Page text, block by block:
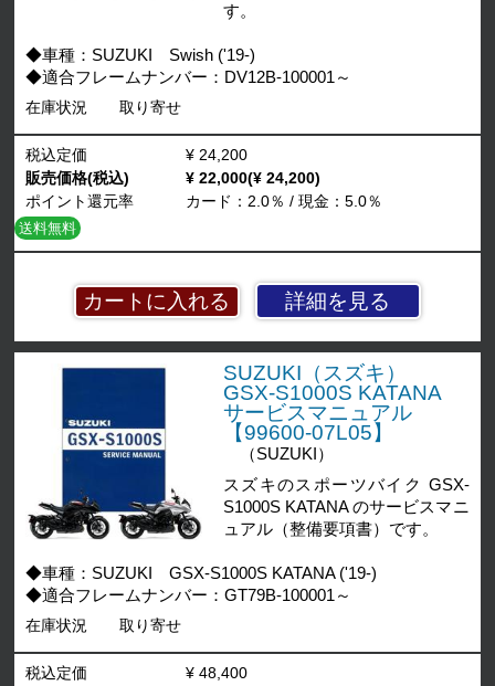
す。
◆車種：SUZUKI Swish ('19-)
◆適合フレームナンバー：DV12B-100001～
在庫状況
取り寄せ
詳細を見る
税込定価
¥ 24,200
販売価格(税込)
¥ 22,000(¥ 24,200)
ポイント還元率
カード：2.0％ / 現金：5.0％
送料無料
SUZUKI（スズキ）
GSX-S1000S KATANA
サービスマニュアル
【99600-07L05】
（SUZUKI）
スズキのスポーツバイク GSX-
S1000S KATANA のサービスマニ
ュアル（整備要項書）です。
◆車種：SUZUKI GSX-S1000S KATANA ('19-)
◆適合フレームナンバー：GT79B-100001～
在庫状況
取り寄せ
税込定価
¥ 48,400